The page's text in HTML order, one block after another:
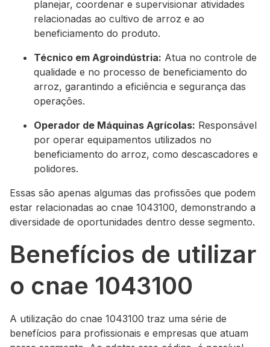
planejar, coordenar e supervisionar atividades
relacionadas ao cultivo de arroz e ao
beneficiamento do produto.
Técnico em Agroindústria: Atua no controle de
qualidade e no processo de beneficiamento do
arroz, garantindo a eficiência e segurança das
operações.
Operador de Máquinas Agrícolas: Responsável
por operar equipamentos utilizados no
beneficiamento do arroz, como descascadores e
polidores.
Essas são apenas algumas das profissões que podem
estar relacionadas ao cnae 1043100, demonstrando a
diversidade de oportunidades dentro desse segmento.
Benefícios de utilizar
o cnae 1043100
A utilização do cnae 1043100 traz uma série de
benefícios para profissionais e empresas que atuam